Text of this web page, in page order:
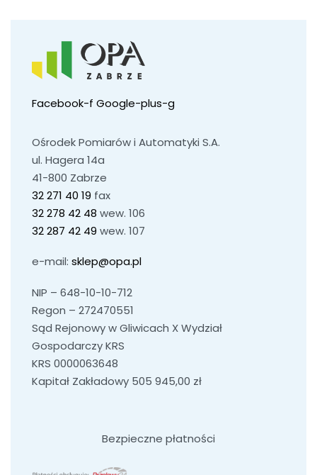
Facebook-f Google-plus-g
Ośrodek Pomiarów i Automatyki S.A.
ul. Hagera 14a
41-800 Zabrze
32 271 40 19 fax
32 278 42 48 wew. 106
32 287 42 49 wew. 107
e-mail: sklep@opa.pl
NIP – 648-10-10-712
Regon – 272470551
Sąd Rejonowy w Gliwicach X Wydział
Gospodarczy KRS
KRS 0000063648
Kapitał Zakładowy 505 945,00 zł
Bezpieczne płatności